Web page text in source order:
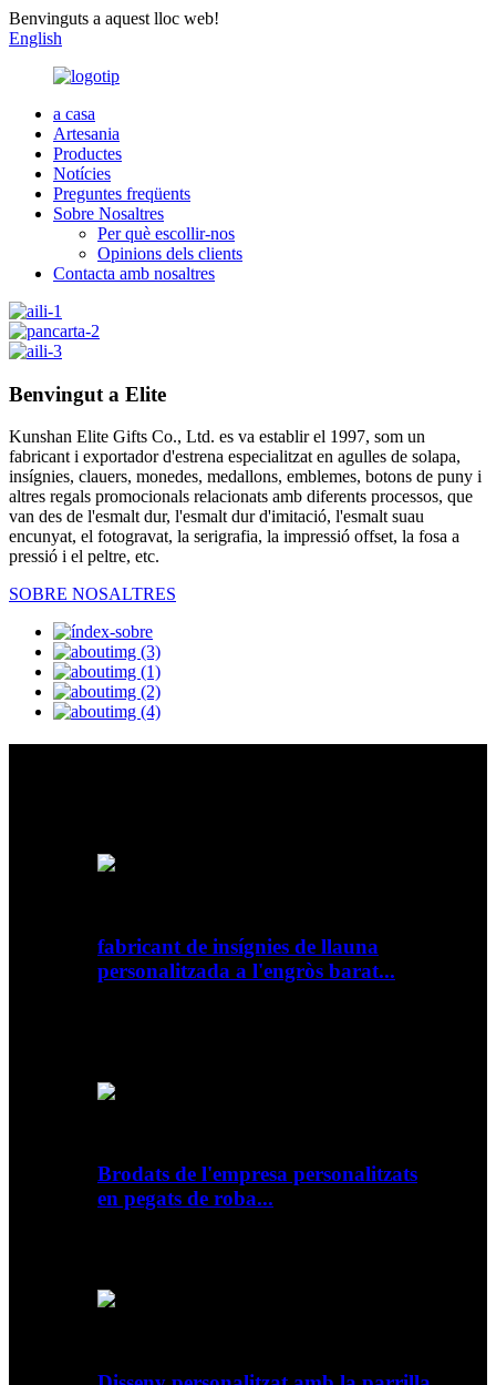
Benvinguts a aquest lloc web!
English
a casa
Artesania
Productes
Notícies
Preguntes freqüents
Sobre Nosaltres
Per què escollir-nos
Opinions dels clients
Contacta amb nosaltres
Benvingut a Elite
Kunshan Elite Gifts Co., Ltd. es va establir el 1997, som un
fabricant i exportador d'estrena especialitzat en agulles de solapa,
insígnies, clauers, monedes, medallons, emblemes, botons de puny i
altres regals promocionals relacionats amb diferents processos, que
van des de l'esmalt dur, l'esmalt dur d'imitació, l'esmalt suau
encunyat, el fotogravat, la serigrafia, la impressió offset, la fosa a
pressió i el peltre, etc.
SOBRE NOSALTRES
fabricant de insígnies de llauna
personalitzada a l'engròs barat...
Brodats de l'empresa personalitzats
en pegats de roba...